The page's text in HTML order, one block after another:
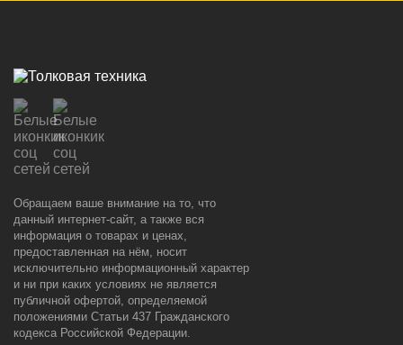
Обращаем ваше внимание на то, что
данный интернет-сайт, а также вся
информация о товарах и ценах,
предоставленная на нём, носит
исключительно информационный характер
и ни при каких условиях не является
публичной офертой, определяемой
положениями Статьи 437 Гражданского
кодекса Российской Федерации.